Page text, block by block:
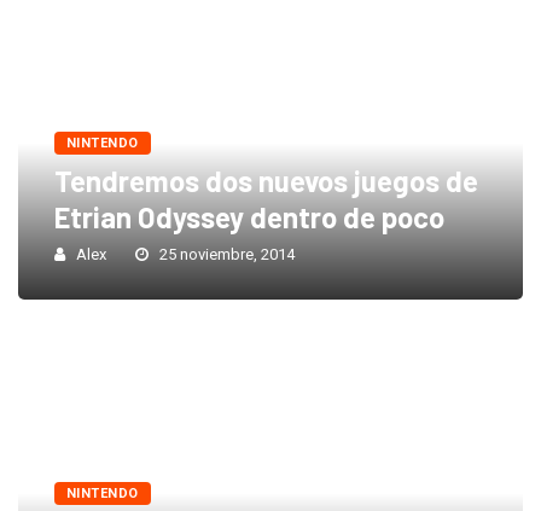
NINTENDO
Tendremos dos nuevos juegos de
Etrian Odyssey dentro de poco
Alex 25 noviembre, 2014
NINTENDO